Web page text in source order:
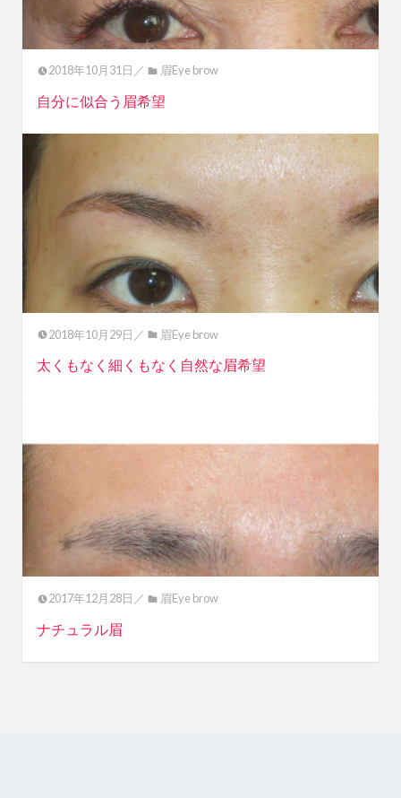
2018年10月31日／ 眉Eye brow
自分に似合う眉希望
2018年10月29日／ 眉Eye brow
太くもなく細くもなく自然な眉希望
2017年12月28日／ 眉Eye brow
ナチュラル眉